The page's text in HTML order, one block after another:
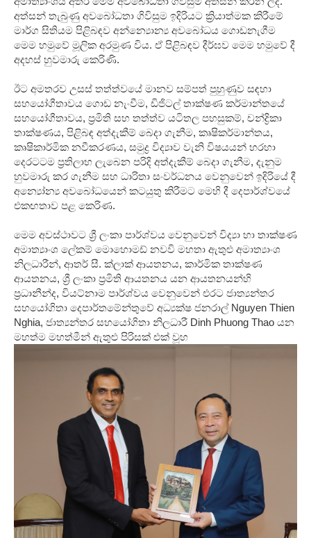
අත්සන් තැබුණු අවබෝධතා ගිවිසුම ඉදිරියට ක්රියාත්මක කිරීමේ
මාර්ග සිතියම පිළිබඳව අන්න්යොන් ය අවබෝධය ගොඩනැගීම
මෙම හමුවේ මූලික අරමුණ විය. ඒ පිළිබඳව දීර්ඝව මෙම හමුවේ දී
අදහස් හුවමාරු කෙරිණි.
ඊට අමතරව උසස් තත්ත්වයේ මානව සම්පත් පුහුණුව සඳහා
සහයෝගීතාවය ගොඩ නැංවීම, ඩිජිටල් තාක්ෂණ කර්මාන්තයේ
සහයෝගීතාවය, ප්රමිති සහ තත්ත්ව යටිතල පහසුකම්, චන්ද්රිකා
තාක්ෂණය, පිළිබඳ අත්දැකීම් බෙදා ගැනීම, කෘෂිකර්මාන්තය,
කෘෂිකාර්මික නවීකරණය, සමුද් ර විද්යාව වැනි විෂයයන් හරහා
දෙරටටම ප්රතිලාභ ලැබෙන පරිදි අත්දැකීම් බෙදා ගැනීම, දැනුම
හුවමාරු කර ගැනීම සහ ධාරිතා සංවර්ධනය වෙනුවෙන් ඉදිරියේ දී
අන්යෝන් ය අවබෝධයෙන් කටයුතු කිරීමට මෙහි දී දෙපාර්ශ්වයේ
එකඟතාව පළ කෙරිණ.
මෙම අවස්ථාවට ශ් රී ලංකා පාර්ශ්වය වෙනුවෙන් විද් යා හා තාක්ෂණ
අමාත්යාංශ ලේකම් මොහොමඩ් නවවි මහතා ඇතුළු අමාත්යාංශ
නිලධාරීන්, ආතර් සී. ක්ලාක් ආයතනය, කාර්මික තාක්ෂණ
ආයතනය, ශ් රී ලංකා ප්රමිති ආයතනය යන ආයතනයන්හි
ප්රධානීන්ද, වියට්නාම පාර්ශ්වය වෙනුවෙන් එරට ජාත්යන්තර
සහයෝගිතා දෙපාර්තමේන්තුවේ අධ්යක්ෂ ජනරාල් Nguyen Thien
Nghia, ජාත්යන්තර සහයෝගිතා නිලධාරී Dinh Phuong Thao යන
මහත්ම මහත්මීන් ඇතුළු පිරිසක් එක් වූහ